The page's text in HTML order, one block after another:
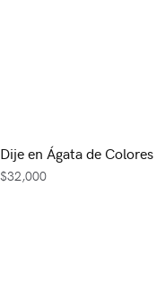
Dije en Ágata de Colores
$32,000